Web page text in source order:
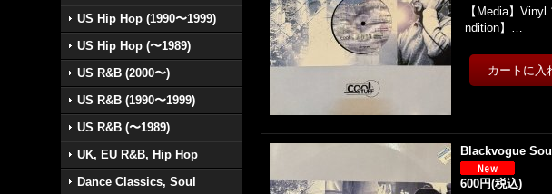
US Hip Hop (1990〜1999)
US Hip Hop (〜1989)
US R&B (2000〜)
US R&B (1990〜1999)
US R&B (〜1989)
UK, EU R&B, Hip Hop
Dance Classics, Soul
【Media】
ndition】…
Blackvogue
600円(税込)